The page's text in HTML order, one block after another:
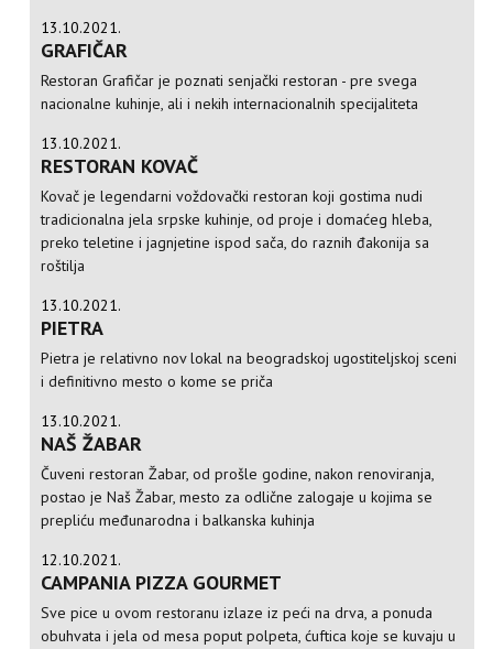
13.10.2021.
GRAFIČAR
Restoran Grafičar je poznati senjački restoran - pre svega
nacionalne kuhinje, ali i nekih internacionalnih specijaliteta
13.10.2021.
RESTORAN KOVAČ
Kovač je legendarni voždovački restoran koji gostima nudi
tradicionalna jela srpske kuhinje, od proje i domaćeg hleba,
preko teletine i jagnjetine ispod sača, do raznih đakonija sa
roštilja
13.10.2021.
PIETRA
Pietra je relativno nov lokal na beogradskoj ugostiteljskoj sceni
i definitivno mesto o kome se priča
13.10.2021.
NAŠ ŽABAR
Čuveni restoran Žabar, od prošle godine, nakon renoviranja,
postao je Naš Žabar, mesto za odlične zalogaje u kojima se
prepliću međunarodna i balkanska kuhinja
12.10.2021.
CAMPANIA PIZZA GOURMET
Sve pice u ovom restoranu izlaze iz peći na drva, a ponuda
obuhvata i jela od mesa poput polpeta, ćuftica koje se kuvaju u